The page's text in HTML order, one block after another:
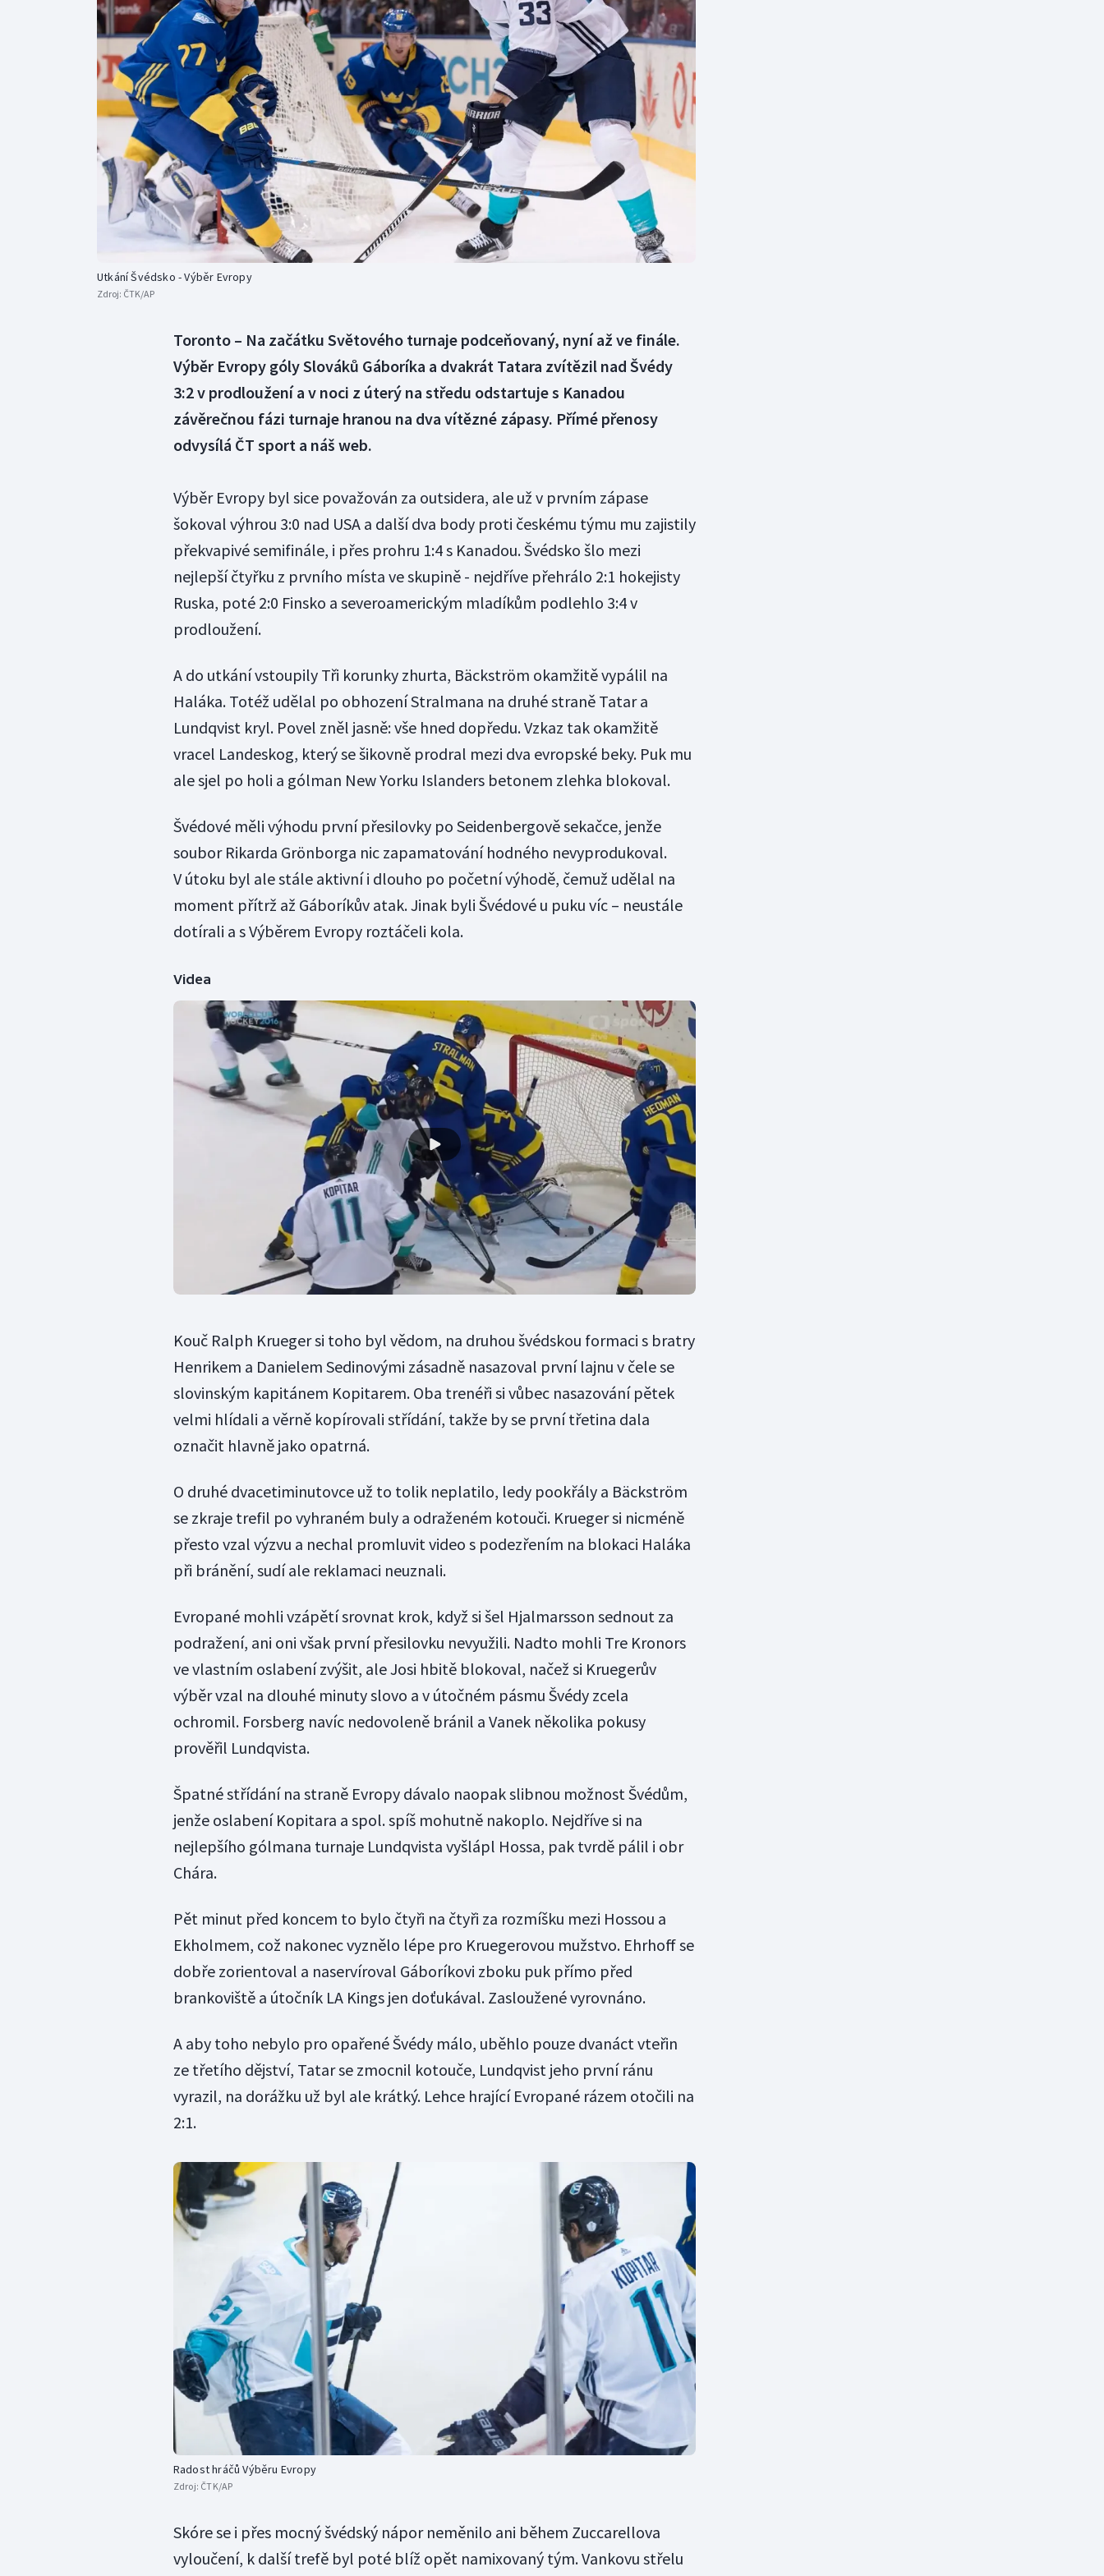
Curling
Dostihy
Florbal
Futsal
Golf
Gymnastika
Moderní pětiboj
Motorsport
Olympijské hry
Parasport
Plavání
Plážový volejbal
Triatlon
Veslování
Vodní slalom
Volejbal
Ostatní
Utkání Švédsko - Výběr Evropy
Zdroj: ČTK/AP
Toronto – Na začátku Světového turnaje podceňovaný, nyní až ve finále.
Výběr Evropy góly Slováků Gáboríka a dvakrát Tatara zvítězil nad Švédy
3:2 v prodloužení a v noci z úterý na středu odstartuje s Kanadou
závěrečnou fázi turnaje hranou na dva vítězné zápasy. Přímé přenosy
odvysílá ČT sport a náš web.
Výběr Evropy byl sice považován za outsidera, ale už v prvním zápase
šokoval výhrou 3:0 nad USA a další dva body proti českému týmu mu zajistily
překvapivé semifinále, i přes prohru 1:4 s Kanadou. Švédsko šlo mezi
nejlepší čtyřku z prvního místa ve skupině - nejdříve přehrálo 2:1 hokejisty
Ruska, poté 2:0 Finsko a severoamerickým mladíkům podlehlo 3:4 v
prodloužení.
A do utkání vstoupily Tři korunky zhurta, Bäckström okamžitě vypálil na
Haláka. Totéž udělal po obhození Stralmana na druhé straně Tatar a
Lundqvist kryl. Povel zněl jasně: vše hned dopředu. Vzkaz tak okamžitě
vracel Landeskog, který se šikovně prodral mezi dva evropské beky. Puk mu
ale sjel po holi a gólman New Yorku Islanders betonem zlehka blokoval.
Švédové měli výhodu první přesilovky po Seidenbergově sekačce, jenže
soubor Rikarda Grönborga nic zapamatování hodného nevyprodukoval.
V útoku byl ale stále aktivní i dlouho po početní výhodě, čemuž udělal na
moment přítrž až Gáboríkův atak. Jinak byli Švédové u puku víc – neustále
dotírali a s Výběrem Evropy roztáčeli kola.
Videa
Kouč Ralph Krueger si toho byl vědom, na druhou švédskou formaci s bratry
Henrikem a Danielem Sedinovými zásadně nasazoval první lajnu v čele se
slovinským kapitánem Kopitarem. Oba trenéři si vůbec nasazování pětek
velmi hlídali a věrně kopírovali střídání, takže by se první třetina dala
označit hlavně jako opatrná.
O druhé dvacetiminutovce už to tolik neplatilo, ledy pookřály a Bäckström
se zkraje trefil po vyhraném buly a odraženém kotouči. Krueger si nicméně
přesto vzal výzvu a nechal promluvit video s podezřením na blokaci Haláka
při bránění, sudí ale reklamaci neuznali.
Evropané mohli vzápětí srovnat krok, když si šel Hjalmarsson sednout za
podražení, ani oni však první přesilovku nevyužili. Nadto mohli Tre Kronors
ve vlastním oslabení zvýšit, ale Josi hbitě blokoval, načež si Kruegerův
výběr vzal na dlouhé minuty slovo a v útočném pásmu Švédy zcela
ochromil. Forsberg navíc nedovoleně bránil a Vanek několika pokusy
prověřil Lundqvista.
Špatné střídání na straně Evropy dávalo naopak slibnou možnost Švédům,
jenže oslabení Kopitara a spol. spíš mohutně nakoplo. Nejdříve si na
nejlepšího gólmana turnaje Lundqvista vyšlápl Hossa, pak tvrdě pálil i obr
Chára.
Pět minut před koncem to bylo čtyři na čtyři za rozmíšku mezi Hossou a
Ekholmem, což nakonec vyznělo lépe pro Kruegerovou mužstvo. Ehrhoff se
dobře zorientoval a naservíroval Gáboríkovi zboku puk přímo před
brankoviště a útočník LA Kings jen doťukával. Zasloužené vyrovnáno.
A aby toho nebylo pro opařené Švédy málo, uběhlo pouze dvanáct vteřin
ze třetího dějství, Tatar se zmocnil kotouče, Lundqvist jeho první ránu
vyrazil, na dorážku už byl ale krátký. Lehce hrající Evropané rázem otočili na
2:1.
Radost hráčů Výběru Evropy
Zdroj: ČTK/AP
Skóre se i přes mocný švédský nápor neměnilo ani během Zuccarellova
vyloučení, k další trefě byl poté blíž opět namixovaný tým. Vankovu střelu